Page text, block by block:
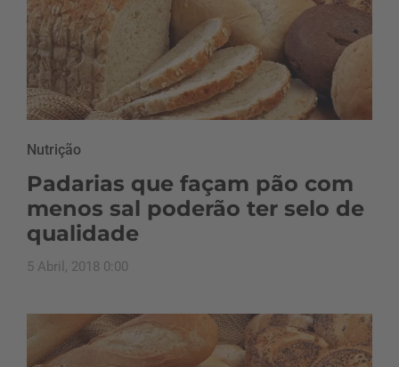
Nutrição
Padarias que façam pão com
menos sal poderão ter selo de
qualidade
5 Abril, 2018 0:00